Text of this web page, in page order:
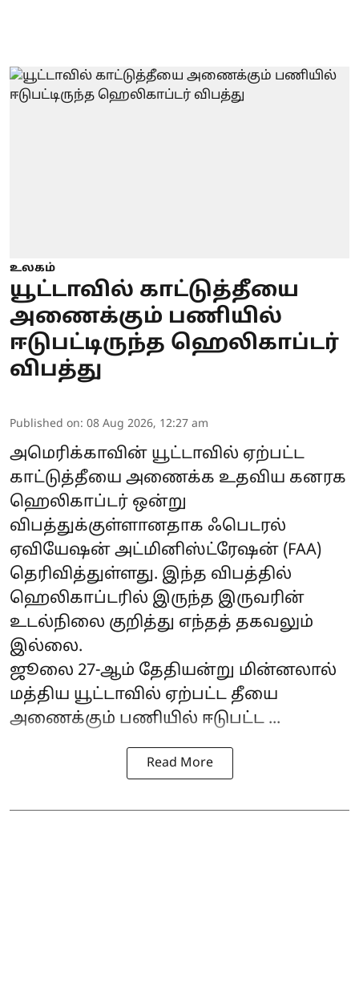
உலகம்
யூட்டாவில் காட்டுத்தீயை
அணைக்கும் பணியில்
ஈடுபட்டிருந்த ஹெலிகாப்டர்
விபத்து
Published on: 08 Aug 2026, 12:27 am
அமெரிக்காவின் யூட்டாவில் ஏற்பட்ட
காட்டுத்தீயை அணைக்க உதவிய கனரக
ஹெலிகாப்டர் ஒன்று
விபத்துக்குள்ளானதாக ஃபெடரல்
ஏவியேஷன் அட்மினிஸ்ட்ரேஷன் (FAA)
தெரிவித்துள்ளது. இந்த விபத்தில்
ஹெலிகாப்டரில் இருந்த இருவரின்
உடல்நிலை குறித்து எந்தத் தகவலும்
இல்லை.
ஜூலை 27-ஆம் தேதியன்று மின்னலால்
மத்திய யூட்டாவில் ஏற்பட்ட தீயை
அணைக்கும் பணியில் ஈடுபட்ட ...
Read More